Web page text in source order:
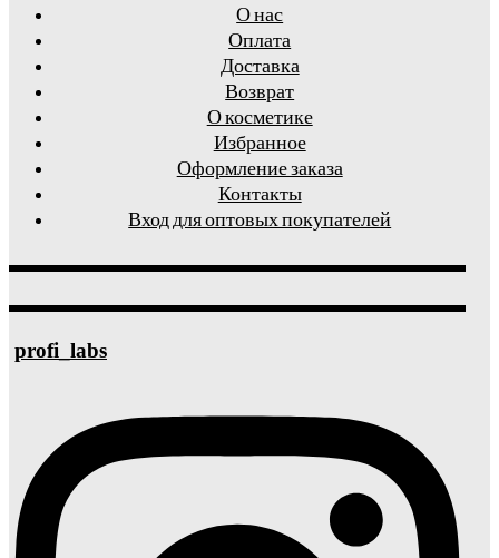
О нас
Оплата
Доставка
Возврат
О косметике
Избранное
Оформление заказа
Контакты
Вход для оптовых покупателей
profi_labs